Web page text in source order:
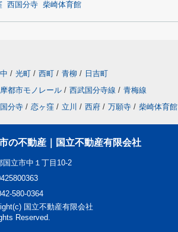
西国分寺 柴崎体育館
中 / 光町 / 西町 / 青柳 / 日吉町
都市モノレール / 西武国分寺線 / 青梅線
分寺 / 恋ヶ窪 / 立川 / 西府 / 万願寺 / 柴崎体育館
の不動産｜国立不動産有限会社
国立市中１丁目10-2
580-0364
国立不動産有限会社
Reserved.